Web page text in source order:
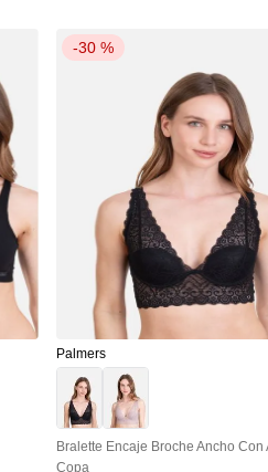
-30 %
Palmers
Bralette Encaje Broche Ancho Con
Copa